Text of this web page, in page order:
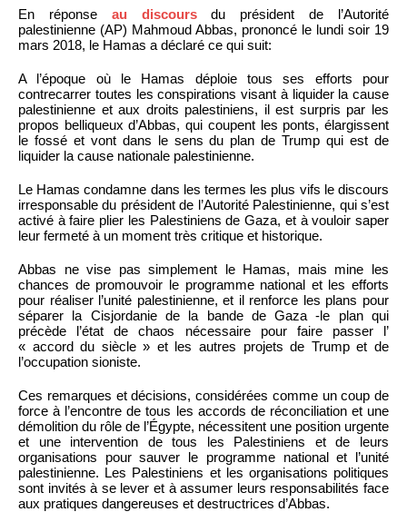
En réponse au discoursdu président de l’Autorité
palestinienne (AP) Mahmoud Abbas, prononcé le lundi soir 19
mars 2018, le Hamas a déclaré ce qui suit:
A l’époque où le Hamas déploie tous ses efforts pour
contrecarrer toutes les conspirations visant à liquider la cause
palestinienne et aux droits palestiniens, il est surpris par les
propos belliqueux d’Abbas, qui coupent les ponts, élargissent
le fossé et vont dans le sens du plan de Trump qui est de
liquider la cause nationale palestinienne.
Le Hamas condamne dans les termes les plus vifs le discours
irresponsable du président de l’Autorité Palestinienne, qui s’est
activé à faire plier les Palestiniens de Gaza, et à vouloir saper
leur fermeté à un moment très critique et historique.
Abbas ne vise pas simplement le Hamas, mais mine les
chances de promouvoir le programme national et les efforts
pour réaliser l’unité palestinienne, et il renforce les plans pour
séparer la Cisjordanie de la bande de Gaza -le plan qui
précède l’état de chaos nécessaire pour faire passer l’
« accord du siècle » et les autres projets de Trump et de
l’occupation sioniste.
Ces remarques et décisions, considérées comme un coup de
force à l’encontre de tous les accords de réconciliation et une
démolition du rôle de l’Égypte, nécessitent une position urgente
et une intervention de tous les Palestiniens et de leurs
organisations pour sauver le programme national et l’unité
palestinienne. Les Palestiniens et les organisations politiques
sont invités à se lever et à assumer leurs responsabilités face
aux pratiques dangereuses et destructrices d’Abbas.